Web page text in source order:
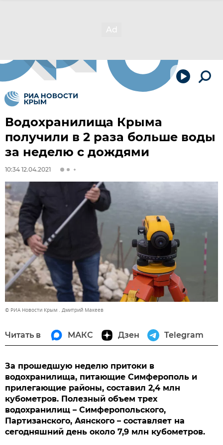
Водохранилища Крыма
получили в 2 раза больше воды
за неделю с дождями
10:34 12.04.2021
© РИА Новости Крым . Дмитрий Макеев
Читать в МАКС Дзен Telegram
За прошедшую неделю притоки в
водохранилища, питающие Симферополь и
прилегающие районы, составил 2,4 млн
кубометров. Полезный объем трех
водохранилищ – Симферопольского,
Партизанского, Аянского – составляет на
сегодняшний день около 7,9 млн кубометров.